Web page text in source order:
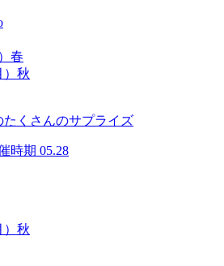
春
）秋
くさんのサプライズ
時期 05.28
）秋